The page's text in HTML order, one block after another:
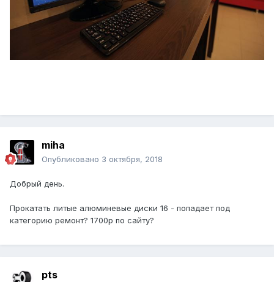
miha
Опубликовано 3 октября, 2018
Добрый день.
Прокатать литые алюминевые диски 16 - попадает под
категорию ремонт? 1700р по сайту?
pts